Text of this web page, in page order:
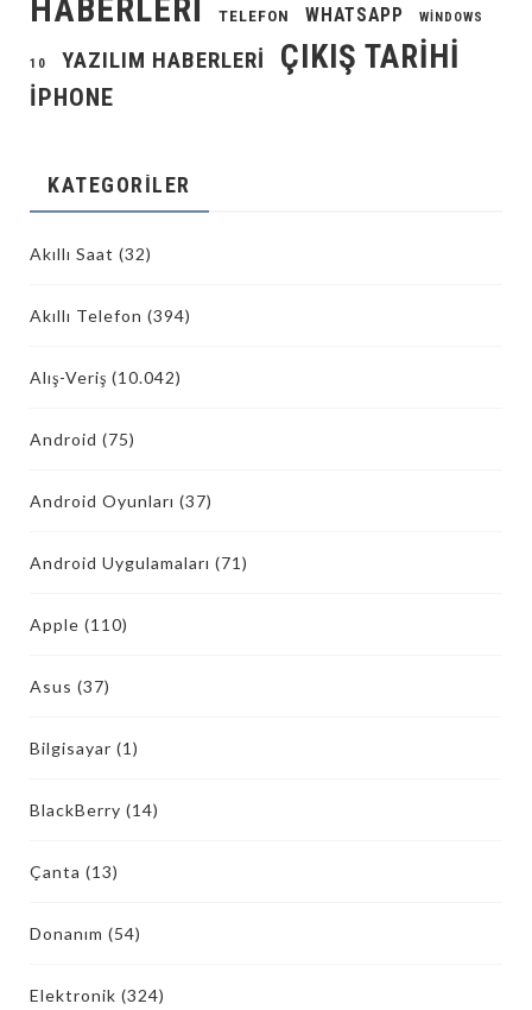
HABERLERI TELEFON WHATSAPP WINDOWS
10 YAZILIM HABERLERI ÇIKIŞ TARIHI
İPHONE
KATEGORILER
Akıllı Saat (32)
Akıllı Telefon (394)
Alış-Veriş (10.042)
Android (75)
Android Oyunları (37)
Android Uygulamaları (71)
Apple (110)
Asus (37)
Bilgisayar (1)
BlackBerry (14)
Çanta (13)
Donanım (54)
Elektronik (324)